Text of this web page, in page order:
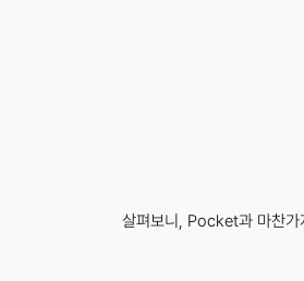
살펴보니, Pocket과 마찬가